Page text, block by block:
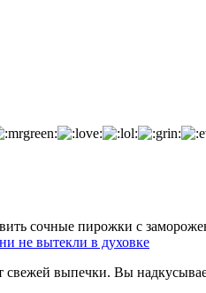
не вытекли в духовке
свежей выпечки. Вы